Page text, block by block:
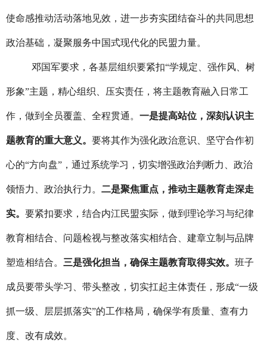
使命感推动活动落地见效，进一步夯实团结奋斗的共同思想
政治基础，凝聚服务中国式现代化的民盟力量。
邓国军要求，各基层组织要紧扣“学规定、强作风、树
形象”主题，精心组织、压实责任，将主题教育融入日常工
作，做到全员覆盖、全程贯通。 一是提高站位，深刻认识主
题教育的重大意义。 要将其作为强化政治意识、坚守合作初
心的“方向盘”，通过系统学习，切实增强政治判断力、政治
领悟力、政治执行力。 二是聚焦重点，推动主题教育走深走
实。 要紧扣要求，结合内江民盟实际，做到理论学习与纪律
教育相结合、问题检视与整改落实相结合、建章立制与品牌
塑造相结合。 三是强化担当，确保主题教育取得实效。 班子
成员要带头学习、带头整改，切实扛起主体责任，形成“一级
抓一级、层层抓落实”的工作格局，确保学有质量、查有力
度、改有成效。